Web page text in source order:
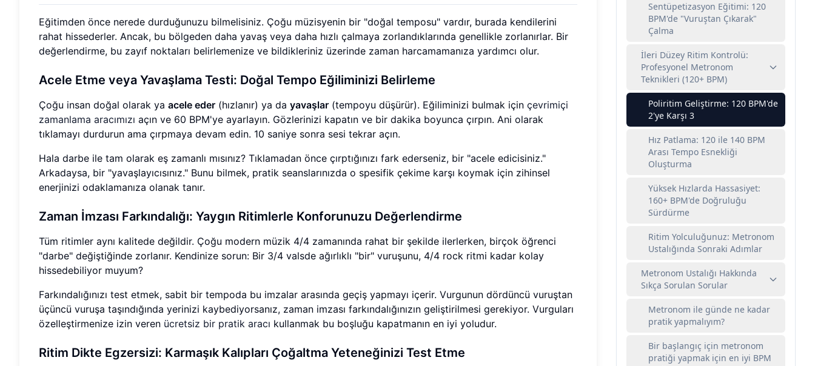
Eğitimden önce nerede durduğunuzu bilmelisiniz. Çoğu müzisyenin bir "doğal temposu" vardır, burada kendilerini
rahat hissederler. Ancak, bu bölgeden daha yavaş veya daha hızlı çalmaya zorlandıklarında genellikle zorlanırlar. Bir
değerlendirme, bu zayıf noktaları belirlemenize ve bildikleriniz üzerinde zaman harcamamanıza yardımcı olur.
Acele Etme veya Yavaşlama Testi: Doğal Tempo Eğiliminizi Belirleme
Çoğu insan doğal olarak ya acele eder (hızlanır) ya da yavaşlar (tempoyu düşürür). Eğiliminizi bulmak için çevrimiçi
zamanlama aracımızı açın ve 60 BPM'ye ayarlayın. Gözlerinizi kapatın ve bir dakika boyunca çırpın. Ani olarak
tıklamayı durdurun ama çırpmaya devam edin. 10 saniye sonra sesi tekrar açın.
Hala darbe ile tam olarak eş zamanlı mısınız? Tıklamadan önce çırptığınızı fark ederseniz, bir "acele edicisiniz."
Arkadaysa, bir "yavaşlayıcısınız." Bunu bilmek, pratik seanslarınızda o spesifik çekime karşı koymak için zihinsel
enerjinizi odaklamanıza olanak tanır.
Zaman İmzası Farkındalığı: Yaygın Ritimlerle Konforunuzu Değerlendirme
Tüm ritimler aynı kalitede değildir. Çoğu modern müzik 4/4 zamanında rahat bir şekilde ilerlerken, birçok öğrenci
"darbe" değiştiğinde zorlanır. Kendinize sorun: Bir 3/4 valsde ağırlıklı "bir" vuruşunu, 4/4 rock ritmi kadar kolay
hissedebiliyor muyum?
Farkındalığınızı test etmek, sabit bir tempoda bu imzalar arasında geçiş yapmayı içerir. Vurgunun dördüncü vuruştan
üçüncü vuruşa taşındığında yerinizi kaybediyorsanız, zaman imzası farkındalığınızın geliştirilmesi gerekiyor. Vurguları
özelleştirmenize izin veren ücretsiz bir pratik aracı kullanmak bu boşluğu kapatmanın en iyi yoludur.
Ritim Dikte Egzersizi: Karmaşık Kalıpları Çoğaltma Yeteneğinizi Test Etme
Sentüpetizasyon Eğitimi: 120
BPM'de "Vuruştan Çıkarak"
Çalma
İleri Düzey Ritim Kontrolü:
Profesyonel Metronom
Teknikleri (120+ BPM)
Poliritim Geliştirme: 120 BPM'de
2'ye Karşı 3
Hız Patlama: 120 ile 140 BPM
Arası Tempo Esnekliği
Oluşturma
Yüksek Hızlarda Hassasiyet:
160+ BPM'de Doğruluğu
Sürdürme
Ritim Yolculuğunuz: Metronom
Ustalığında Sonraki Adımlar
Metronom Ustalığı Hakkında
Sıkça Sorulan Sorular
Metronom ile günde ne kadar
pratik yapmalıyım?
Bir başlangıç için metronom
pratiği yapmak için en iyi BPM